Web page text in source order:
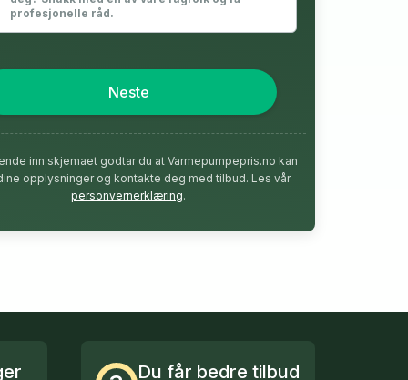
profesjonelle råd.
Neste
inn skjemaet godtar du at Varmepumpepris.no kan
opplysninger og kontakte deg med tilbud. Les vår
personvernerklæring.
Du får bedre tilbud